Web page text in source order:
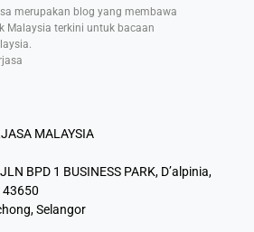
merupakan blog yang membawa
Malaysia terkini untuk bacaan
MALAYSIA
BPD 1 BUSINESS PARK, D’alpinia,
43650
Selangor